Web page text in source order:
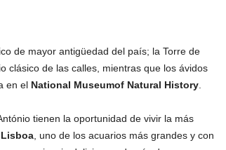
de mayor antigüedad del país; la Torre de
clásico de las calles, mientras que los ávidos
en el National Museumof Natural History.
tienen la oportunidad de vivir la más
, uno de los acuarios más grandes y con